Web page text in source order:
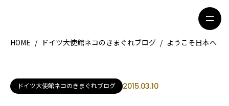
HOME
地域別ガイド
HOME / ドイツ大使館ネコのきまぐれブログ / ようこそ日本へ
ドイツ大使館ネコのきまぐれブログ 2015.03.10